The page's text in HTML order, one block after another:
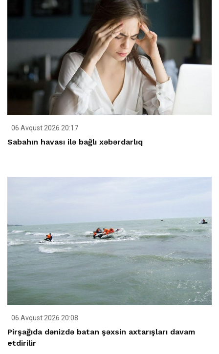
06 Avqust 2026 20:17
Sabahın havası ilə bağlı xəbərdarlıq
06 Avqust 2026 20:08
Pirşağıda dənizdə batan şəxsin axtarışları davam
etdirilir